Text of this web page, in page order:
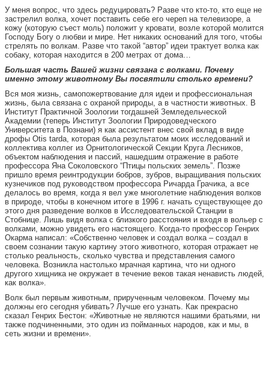
У меня вопрос, что здесь редуцировать? Разве что кто-то, кто еще не
застрелил волка, хочет поставить себе его череп на телевизоре, а
кожу (которую съест моль) положит у кровати, возле которой молится
Господу Богу о любви и мире. Нет никаких оснований для того, чтобы
стрелять по волкам. Разве что такой “автор” идеи трактует волка как
собаку, которая находится в 200 метрах от дома…
Большая часть Вашей жизни связана с волками. Почему
именно этому животному Вы посвятили столько времени?
Вся моя жизнь, самопожертвование для идеи и профессиональная
жизнь, была связана с охраной природы, а в частности животных. В
Институт Практичной Зоологии тогдашней Земледельческой
Академии (теперь Институт Зоологии Природоведческого
Университета в Познани) я как ассистент внес свой вклад в виде
дрофы Otis tarda, которая была результатом моих исследований и
коллектива коллег из Орнитологической Секции Круга Лесников,
объектом наблюдения и пассий, нашедшим отражение в работе
профессора Яна Соколовского “Птицы польских земель”. Позже
пришло время реинтродукции бобров, зубров, выращивания польских
кузнечиков под руководством профессора Ричарда Грачика, а все
делалось во время, когда я вел уже многолетние наблюдения волков
в природе, чтобы в конечном итоге в 1996 г. начать существующее до
этого дня разведение волков в Исследовательской Станции в
Стобнице. Лишь видя волка с близкого расстояния и входя в вольер с
волками, можно увидеть его настоящего. Когда-то профессор Генрих
Окарма написал: «Собственно человек и создал волка – создал в
своем сознании такую картину этого животного, которая отражает не
столько реальность, сколько чувства и представления самого
человека. Возникла настолько мрачная картина, что ни одного
другого хищника не окружает в течение веков такая ненависть людей,
как волка».
Волк был первым животным, прирученным человеком. Почему мы
должны его сегодня убивать? Лучше его узнать. Как прекрасно
сказал Генрих Бестон: «Животные не являются нашими братьями, ни
также подчиненными, это один из пойманных народов, как и мы, в
сеть жизни и времени».